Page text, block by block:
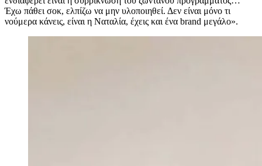
Έχω πάθει σοκ, ελπίζω να μην υλοποιηθεί. Δεν είναι μόνο τι
νούμερα κάνεις, είναι η Ναταλία, έχεις και ένα brand μεγάλο».